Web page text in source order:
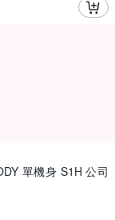
單機身 S1H 公司